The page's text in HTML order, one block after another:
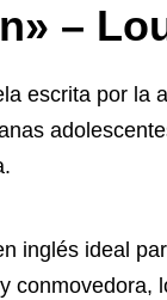
–
escrita por la
inglés ideal
conmovedora,